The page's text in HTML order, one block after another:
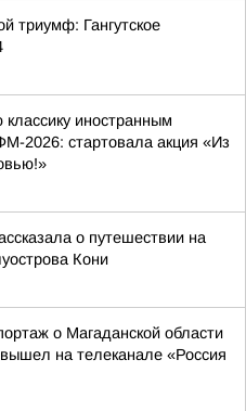
триумф: Гангутское
иностранным
2026: стартовала акция «Из
о путешествии на
Кони
о Магаданской области
на телеканале «Россия